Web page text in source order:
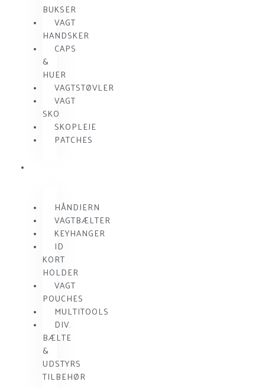
BUKSER
VAGT
HANDSKER
CAPS
&
HUER
VAGTSTØVLER
VAGT
SKO
SKOPLEJE
PATCHES
HÅNDJERN
VAGTBÆLTER
KEYHANGER
ID
KORT
HOLDER
VAGT
POUCHES
MULTITOOLS
DIV.
BÆLTE
&
UDSTYRS
TILBEHØR